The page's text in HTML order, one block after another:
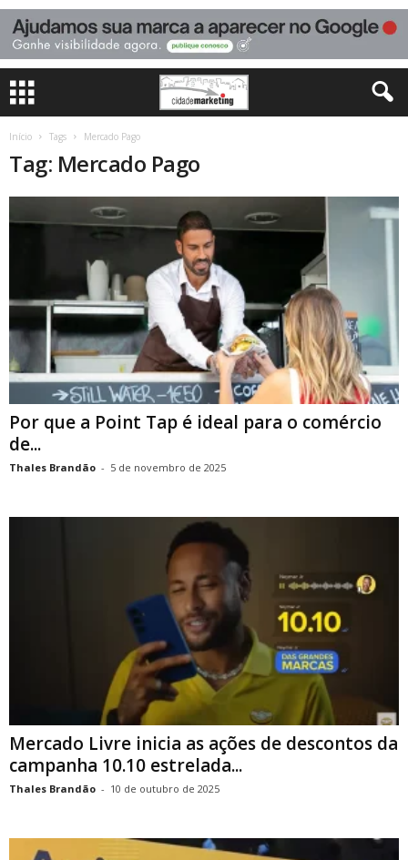
Início Tags Mercado Pago
Tag: Mercado Pago
Por que a Point Tap é ideal para o comércio
de...
Thales Brandão - 5 de novembro de 2025
Mercado Livre inicia as ações de descontos da
campanha 10.10 estrelada...
Thales Brandão - 10 de outubro de 2025